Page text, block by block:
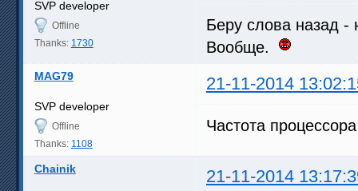
SVP developer
Offline
Thanks: 1730
Беру слова назад
Вообще.
MAG79 21-11-2014
SVP developer
Offline
Thanks: 1108
Частота
Chainik 21-11-2014